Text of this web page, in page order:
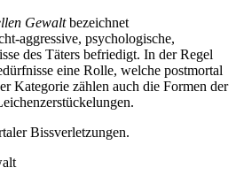
Gewaltbezeichnet
aggressive, psychologische,
des Täters befriedigt. In der Regel
eine Rolle, welche postmortal
Kategorie zählen auch die Formen der
Bissverletzungen.